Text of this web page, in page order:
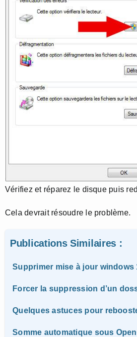
Vérifiez et réparez le disque puis
Cela devrait résoudre le problème.
Publications Similaires :
Supprimer mise à jour windows
Forcer la suppression d’un
Quelques astuces pour
Somme automatique sous